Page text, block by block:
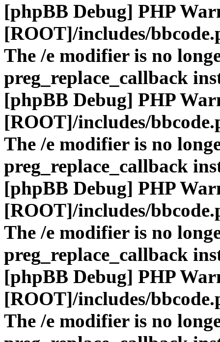
[phpBB Debug] PHP
[ROOT]/includes/
The /e modifier is no
preg_replace_callback
[phpBB Debug] PHP
[ROOT]/includes/
The /e modifier is no
preg_replace_callback
[phpBB Debug] PHP
[ROOT]/includes/
The /e modifier is no
preg_replace_callback
[phpBB Debug] PHP
[ROOT]/includes/
The /e modifier is no